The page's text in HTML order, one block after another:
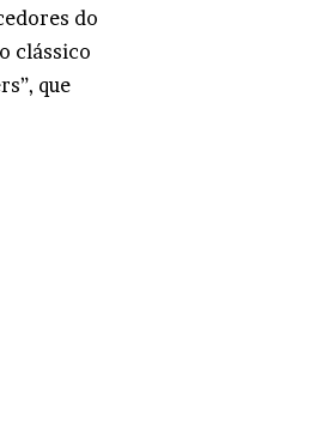
do
clássico
que